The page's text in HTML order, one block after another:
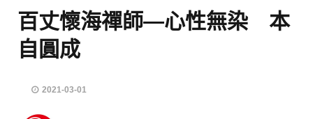
百丈懷海禪師—心性無染 本
自圓成
2021-03-01